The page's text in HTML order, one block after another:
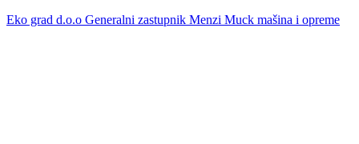
Skip
Eko grad d.o.o Generalni zastupnik Menzi Muck mašina i opreme